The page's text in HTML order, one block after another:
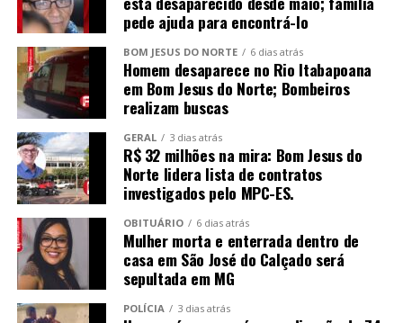
pede ajuda para encontrá-lo
BOM JESUS DO NORTE 6 dias atrás
Homem desaparece no Rio Itabapoana
em Bom Jesus do Norte; Bombeiros
realizam buscas
GERAL 3 dias atrás
R$ 32 milhões na mira: Bom Jesus do
Norte lidera lista de contratos
investigados pelo MPC-ES.
OBITUÁRIO 6 dias atrás
Mulher morta e enterrada dentro de
casa em São José do Calçado será
sepultada em MG
POLÍCIA 3 dias atrás